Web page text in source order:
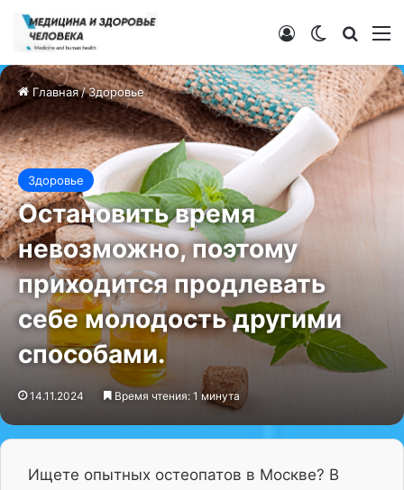
Switch skin
Войти
Главная/Здоровье
Здоровье
Остановить время
невозможно, поэтому
приходится продлевать
себе молодость другими
способами.
14.11.2024 Время чтения: 1 минута
Ищете опытных остеопатов в Москве? В